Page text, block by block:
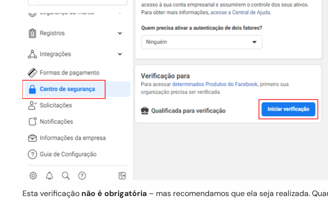
Esta verificação não é obrigatória – mas recomendamos que ela seja realizada.